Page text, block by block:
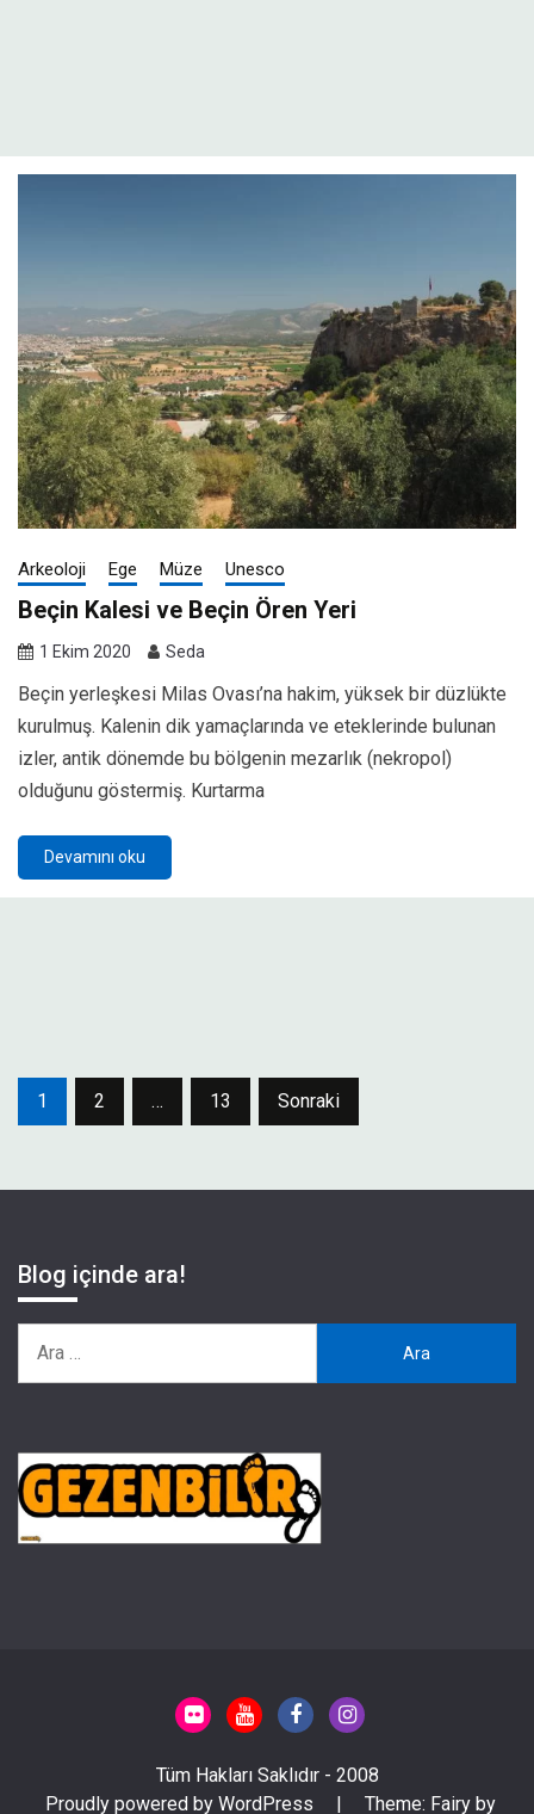
Arkeoloji Ege Müze Unesco
Beçin Kalesi ve Beçin Ören Yeri
1 Ekim 2020 Seda
Beçin yerleşkesi Milas Ovası’na hakim, yüksek bir düzlükte
kurulmuş. Kalenin dik yamaçlarında ve eteklerinde bulunan
izler, antik dönemde bu bölgenin mezarlık (nekropol)
olduğunu göstermiş. Kurtarma
Devamını oku
Yazı
1 2 … 13 Sonraki
Blog içinde ara!
Tüm Hakları Saklıdır - 2008
Proudly powered by WordPress
Theme: Fairy by